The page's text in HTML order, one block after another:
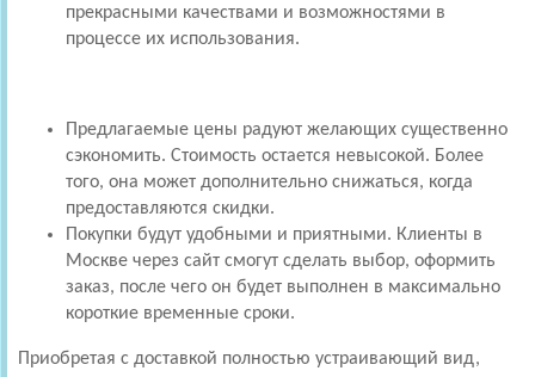
прекрасными качествами и возможностями в
процессе их использования.
Предлагаемые цены радуют желающих существенно
сэкономить. Стоимость остается невысокой. Более
того, она может дополнительно снижаться, когда
предоставляются скидки.
Покупки будут удобными и приятными. Клиенты в
Москве через сайт смогут сделать выбор, оформить
заказ, после чего он будет выполнен в максимально
короткие временные сроки.
Приобретая с доставкой полностью устраивающий вид,